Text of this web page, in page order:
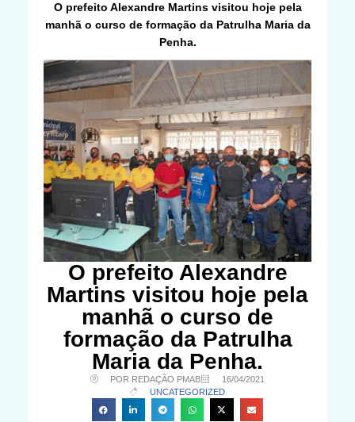
O prefeito Alexandre Martins visitou hoje pela
manhã o curso de formação da Patrulha Maria da
Penha.
O prefeito Alexandre
Martins visitou hoje pela
manhã o curso de
formação da Patrulha
Maria da Penha.
POR REDAÇÃO PMAB
16/04/2021
UNCATEGORIZED